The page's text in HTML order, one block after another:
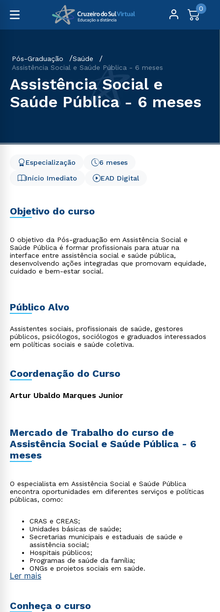
0
Pós-Graduação
Saúde
Assistência Social e Saúde Pública - 6 meses
Assistência Social e
Saúde Pública - 6 meses
Início Imediato
6 meses
Especialização
EAD Digital
Objetivo do curso
O objetivo da Pós-graduação em Assistência Social e
Saúde Pública é formar profissionais para atuar na
interface entre assistência social e saúde pública,
desenvolvendo ações integradas que promovam equidade,
cuidado e bem-estar social.
Público Alvo
Assistentes sociais, profissionais de saúde, gestores
públicos, psicólogos, sociólogos e graduados interessados
em políticas sociais e saúde coletiva.
Coordenação do Curso
Artur Ubaldo Marques Junior
Mercado de Trabalho do curso de
Assistência Social e Saúde Pública - 6
meses
O especialista em Assistência Social e Saúde Pública
encontra oportunidades em diferentes serviços e políticas
públicas, como:
CRAS e CREAS;
Unidades básicas de saúde;
Secretarias municipais e estaduais de saúde e
assistência social;
Hospitais públicos;
Programas de saúde da família;
ONGs e projetos sociais em saúde.
Ler mais
Conheça o curso